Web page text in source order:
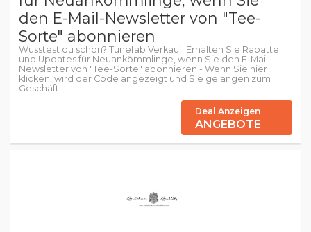
den E-Mail-Newsletter von "Tee-
Sorte" abonnieren
Wusstest du schon? Tunefab Verkauf: Erhalten Sie Rabatte
und Updates für Neuankömmlinge, wenn Sie den E-Mail-
Newsletter von "Tee-Sorte" abonnieren - Wenn Sie hier
klicken, wird der Code angezeigt und Sie gelangen zum
Geschäft.
Deal Anzeigen
ANGEBOTE